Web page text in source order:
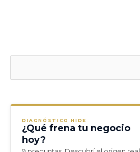
DIAGNÓSTICO HIDE
¿Qué frena tu negocio
hoy?